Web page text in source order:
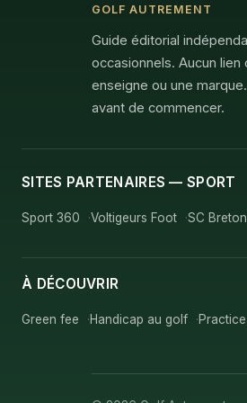
GOLF AUTREMENT
Guide éditorial
occasionnels. Aucun
enseigne ou une
avant de commencer.
SITES PARTENAIRES — SPORT
Sport 360 Voltigeurs Foot SC
À DÉCOUVRIR
Green fee Handicap au golf